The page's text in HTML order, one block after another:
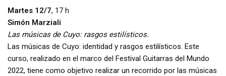
Martes 12/7, 17 h
Simón Marziali
Las músicas de Cuyo: rasgos estilísticos.
Las músicas de Cuyo: identidad y rasgos estilísticos. Este
curso, realizado en el marco del Festival Guitarras del Mundo
2022, tiene como objetivo realizar un recorrido por las músicas